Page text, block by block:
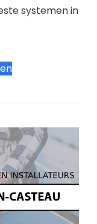
systemen in